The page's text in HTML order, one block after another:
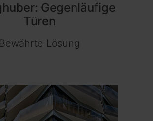
Gegenläufige
Türen
Bewährte Lösung